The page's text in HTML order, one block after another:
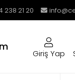
238 21 20
Giriş Yap